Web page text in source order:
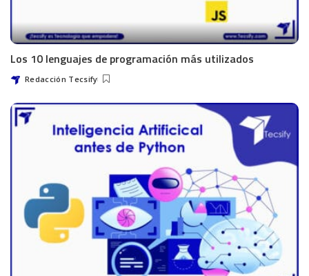
Los 10 lenguajes de programación más utilizados
Redacción Tecsify